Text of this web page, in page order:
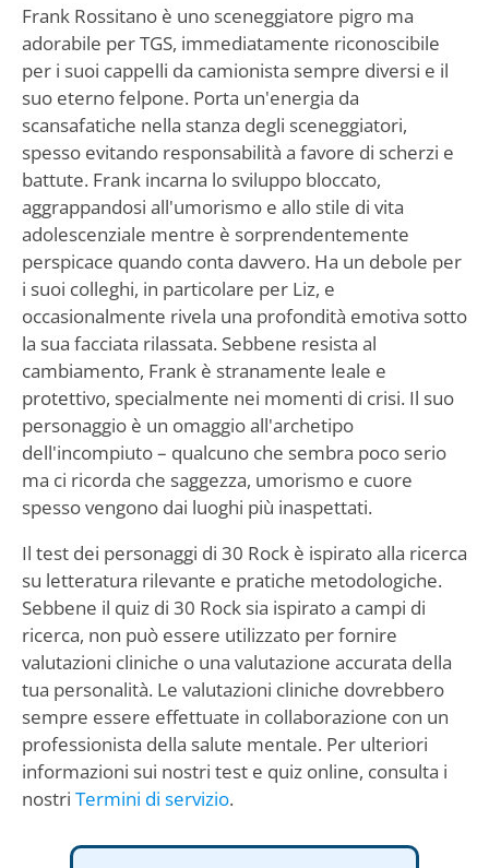
Frank Rossitano è uno sceneggiatore pigro ma
adorabile per TGS, immediatamente riconoscibile
per i suoi cappelli da camionista sempre diversi e il
suo eterno felpone. Porta un'energia da
scansafatiche nella stanza degli sceneggiatori,
spesso evitando responsabilità a favore di scherzi e
battute. Frank incarna lo sviluppo bloccato,
aggrappandosi all'umorismo e allo stile di vita
adolescenziale mentre è sorprendentemente
perspicace quando conta davvero. Ha un debole per
i suoi colleghi, in particolare per Liz, e
occasionalmente rivela una profondità emotiva sotto
la sua facciata rilassata. Sebbene resista al
cambiamento, Frank è stranamente leale e
protettivo, specialmente nei momenti di crisi. Il suo
personaggio è un omaggio all'archetipo
dell'incompiuto – qualcuno che sembra poco serio
ma ci ricorda che saggezza, umorismo e cuore
spesso vengono dai luoghi più inaspettati.
Il test dei personaggi di 30 Rock è ispirato alla ricerca
su letteratura rilevante e pratiche metodologiche.
Sebbene il quiz di 30 Rock sia ispirato a campi di
ricerca, non può essere utilizzato per fornire
valutazioni cliniche o una valutazione accurata della
tua personalità. Le valutazioni cliniche dovrebbero
sempre essere effettuate in collaborazione con un
professionista della salute mentale. Per ulteriori
informazioni sui nostri test e quiz online, consulta i
nostri Termini di servizio.